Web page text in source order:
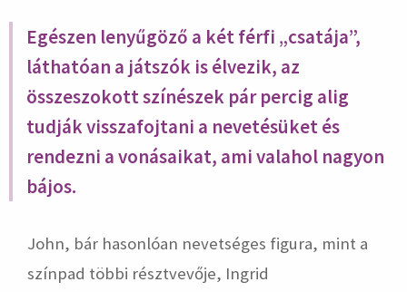
Egészen lenyűgöző a két férfi „csatája”,
láthatóan a játszók is élvezik, az
összeszokott színészek pár percig alig
tudják visszafojtani a nevetésüket és
rendezni a vonásaikat, ami valahol nagyon
bájos.
John, bár hasonlóan nevetséges figura, mint a
színpad többi résztvevője, Ingrid